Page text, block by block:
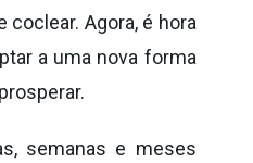
coclear. Agora, é hora
a uma nova forma
semanas e meses